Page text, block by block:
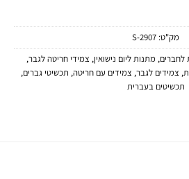
מק"ט: 2907-S
לחברים, מתנות ליום נישואין, צמידי חריטה לגבר,
, צמידים לגבר, צמידים עם חריטה, תכשיטי גברים,
תכשיטים בעברית